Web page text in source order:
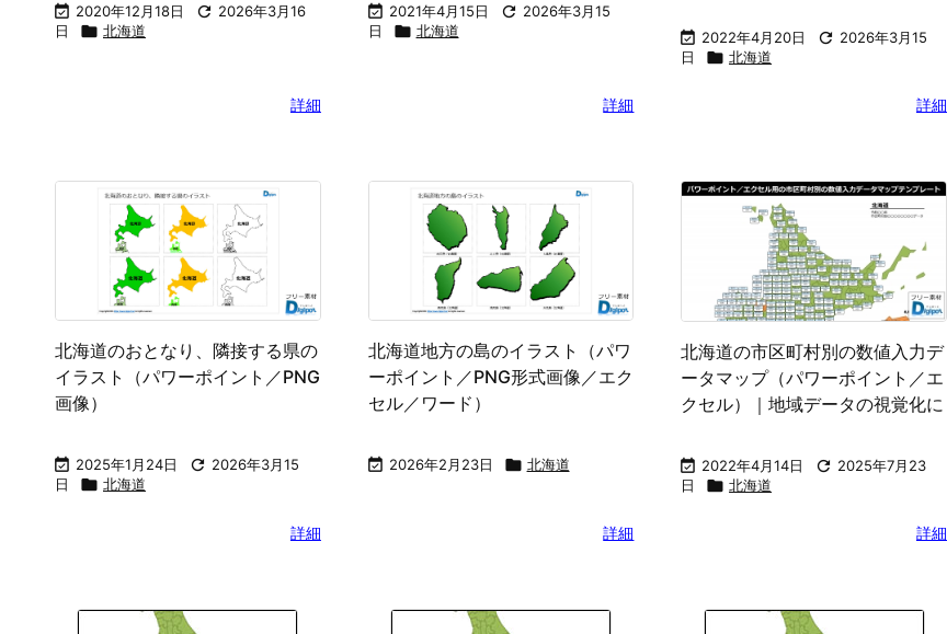
 2020年12月18日  2026年3月16
日
 北海道
詳細
 2021年4月15日  2026年3月15
日
 北海道
詳細
 2022年4月20日  2026年3月15
日
 北海道
詳細
北海道のおとなり、隣接する県の
イラスト（パワーポイント／PNG
画像）
 2025年1月24日  2026年3月15
日
 北海道
詳細
北海道地方の島のイラスト（パワ
ーポイント／PNG形式画像／エク
セル／ワード）
 2026年2月23日  北海道
詳細
北海道の市区町村別の数値入力デ
ータマップ（パワーポイント／エ
クセル）｜地域データの視覚化に
 2022年4月14日  2025年7月23
日
 北海道
詳細